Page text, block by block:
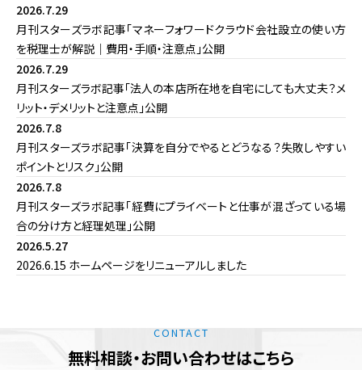
2026.7.29
月刊スターズラボ記事「マネーフォワードクラウド会社設立の使い方
を税理士が解説｜費用・手順・注意点」公開
2026.7.29
月刊スターズラボ記事「法人の本店所在地を自宅にしても大丈夫？メ
リット・デメリットと注意点」公開
2026.7.8
月刊スターズラボ記事「決算を自分でやるとどうなる？失敗しやすい
ポイントとリスク」公開
2026.7.8
月刊スターズラボ記事「経費にプライベートと仕事が混ざっている場
合の分け方と経理処理」公開
2026.5.27
2026.6.15 ホームページをリニューアルしました
CONTACT
無料相談・お問い合わせはこちら